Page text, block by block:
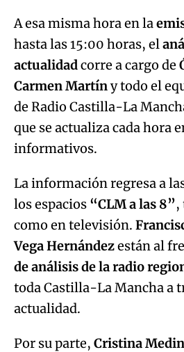
A esa misma hora en la
hasta las 15:00 horas, el
actualidadcorre a cargo de
Carmen Martíny todo el
de Radio Castilla-La
que se actualiza cada hora
informativos.
La información regresa a
los espacios “CLM a las 8”,
como en televisión.
Vega Hernándezestán al
de análisis de la radio
toda Castilla-La Mancha a
actualidad.
Por su parte, Cristina